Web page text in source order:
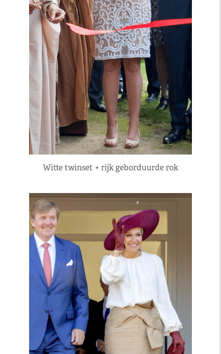
Witte twinset + rijk geborduurde rok